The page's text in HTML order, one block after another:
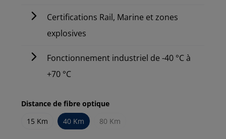
Certifications Rail, Marine et zones
explosives
Fonctionnement industriel de -40 °C à
+70 °C
Distance de fibre optique
15 Km
40 Km 80 Km